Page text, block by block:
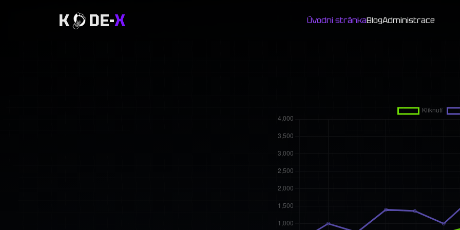
K DE-X Úvodní stránkaBlogAdministrace